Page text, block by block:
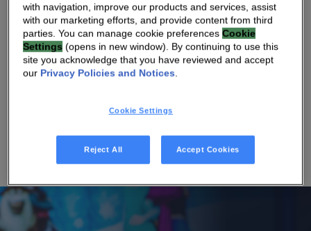
excellence : bon marché, de poche, prêt à l’emploi et
facilement activable par Wi-Fi® partout.
Vantiva possède une longue expertise dans l’utilisation
faire évoluer les utilisateurs vers un forfait Internet et TV,
parrainage, etc.
with navigation, improve our products and services, assist
with our marketing efforts, and provide content from third
parties. You can manage cookie preferencesCookie
Settings (opens in new window). By continuing to use this
site you acknowledge that you have reviewed and accept
our Privacy Policies and Notices.
Cookie Settings
Reject All Accept Cookies